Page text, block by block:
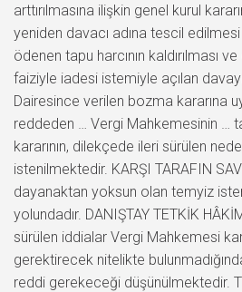
arttırılmasına ilişkin genel kurul
yeniden davacı adına tescil edilmesi
ödenen tapu harcının kaldırılması
faiziyle iadesi istemiyle açılan
Dairesince verilen bozma kararına
reddeden … Vergi Mahkemesinin …
kararının, dilekçede ileri sürülen
istenilmektedir. KARŞI TARAFIN
dayanaktan yoksun olan temyiz
yolundadır. DANIŞTAY TETKİK
sürülen iddialar Vergi Mahkemesi
gerektirecek nitelikte
reddi gerekeceği düşünülmektedir.